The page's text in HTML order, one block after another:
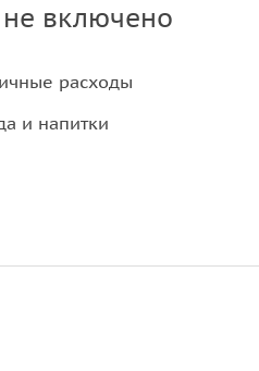
включено
расходы
и напитки